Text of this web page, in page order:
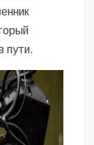
пути.